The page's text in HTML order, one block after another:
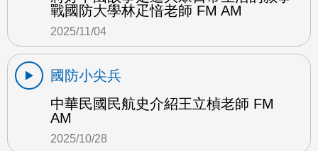
戰國防大學林疋愔老師 FM AM
2025/11/04
國防小尖兵
中華民國民航史介紹王立楨老師 FM
AM
2025/10/28